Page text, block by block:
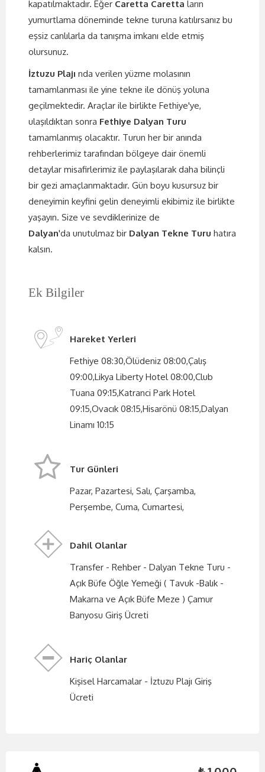
kapatılmaktadır. Eğer Caretta Caretta ların
yumurtlama döneminde tekne turuna katılırsanız bu
eşsiz canlılarla da tanışma imkanı elde etmiş
olursunuz.
İztuzu Plajı nda verilen yüzme molasının
tamamlanması ile yine tekne ile dönüş yoluna
geçilmektedir. Araçlar ile birlikte Fethiye'ye,
ulaşıldıktan sonra Fethiye Dalyan Turu
tamamlanmış olacaktır. Turun her bir anında
rehberlerimiz tarafından bölgeye dair önemli
detaylar misafirlerimiz ile paylaşılarak daha bilinçli
bir gezi amaçlanmaktadır. Gün boyu kusursuz bir
deneyimin keyfini gelin deneyimli ekibimiz ile birlikte
yaşayın. Size ve sevdiklerinize de
Dalyan'da unutulmaz bir Dalyan Tekne Turu hatıra
kalsın.
Ek Bilgiler
Hareket Yerleri
Fethiye 08:30,Ölüdeniz 08:00,Çalış
09:00,Likya Liberty Hotel 08:00,Club
Tuana 09:15,Katranci Park Hotel
09:15,Ovacık 08:15,Hisarönü 08:15,Dalyan
Linamı 10:15
Tur Günleri
Pazar, Pazartesi, Salı, Çarşamba,
Perşembe, Cuma, Cumartesi,
Dahil Olanlar
Transfer - Rehber - Dalyan Tekne Turu -
Açık Büfe Öğle Yemeği ( Tavuk -Balık -
Makarna ve Açık Büfe Meze ) Çamur
Banyosu Giriş Ücreti
Hariç Olanlar
Kişisel Harcamalar - İztuzu Plajı Giriş
Ücreti